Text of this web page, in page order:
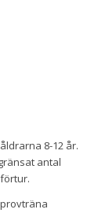
8-12 år.
antal